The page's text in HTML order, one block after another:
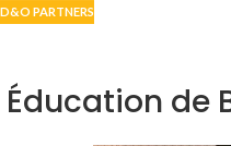
D&O PARTNERS
Éducation de